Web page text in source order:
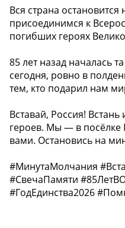
Вся страна
присоединимся к
погибших героях
85 лет назад началась
сегодня, ровно в
тем, кто подарил нам
Вставай, Россия!
героев. Мы — в
вами. Остановись на
#МинутаМолчания
#СвечаПамяти
#ГодЕдинства2026